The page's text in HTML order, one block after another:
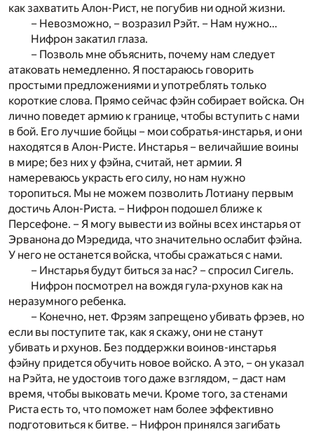
как захватить Алон-Рист, не погубив ни одной жизни.
– Невозможно, – возразил Рэйт. – Нам нужно…
Нифрон закатил глаза.
– Позволь мне объяснить, почему нам следует
атаковать немедленно. Я постараюсь говорить
простыми предложениями и употреблять только
короткие слова. Прямо сейчас фэйн собирает войска. Он
лично поведет армию к границе, чтобы вступить с нами
в бой. Его лучшие бойцы – мои собратья-инстарья, и они
находятся в Алон-Ристе. Инстарья – величайшие воины
в мире; без них у фэйна, считай, нет армии. Я
намереваюсь украсть его силу, но нам нужно
торопиться. Мы не можем позволить Лотиану первым
достичь Алон-Риста. – Нифрон подошел ближе к
Персефоне. – Я могу вывести из войны всех инстарья от
Эрванона до Мэредида, что значительно ослабит фэйна.
У него не останется войска, чтобы сражаться с нами.
– Инстарья будут биться за нас? – спросил Сигель.
Нифрон посмотрел на вождя гула-рхунов как на
неразумного ребенка.
– Конечно, нет. Фрэям запрещено убивать фрэев, но
если вы поступите так, как я скажу, они не станут
убивать и рхунов. Без поддержки воинов-инстарья
фэйну придется обучить новое войско. А это, – он указал
на Рэйта, не удостоив того даже взглядом, – даст нам
время, чтобы выковать мечи. Кроме того, за стенами
Риста есть то, что поможет нам более эффективно
подготовиться к битве. – Нифрон принялся загибать